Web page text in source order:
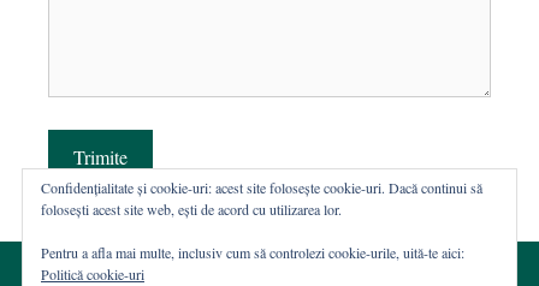
Trimite
Confidențialitate și cookie-uri: acest site folosește cookie-uri. Dacă continui să
folosești acest site web, ești de acord cu utilizarea lor.
Pentru a afla mai multe, inclusiv cum să controlezi cookie-urile, uită-te aici:
Politică cookie-uri